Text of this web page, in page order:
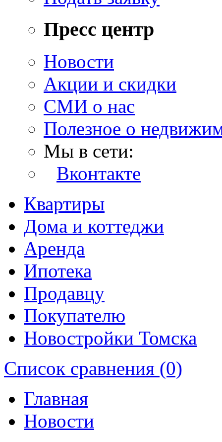
Пресс центр
Новости
Акции и скидки
СМИ о нас
Полезное о
Мы в сети:
Вконтакте
Квартиры
Дома и коттеджи
Аренда
Ипотека
Продавцу
Покупателю
Новостройки Томска
Список сравнения (0)
Главная
Новости